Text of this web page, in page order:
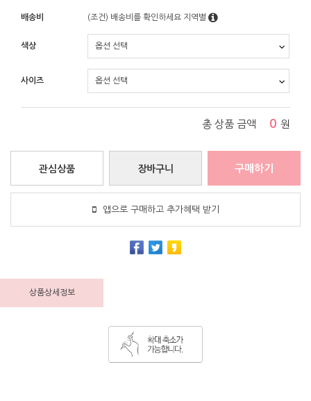
배송비 (조건) 배송비를 확인하세요 지역별
색상
사이즈
총 상품 금액 0 원
장바구니
관심상품 구매하기
앱으로 구매하고 추가혜택 받기
상품상세정보